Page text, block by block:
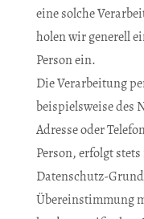
eine solche
holen wir generell
Person ein.
Die Verarbeitung
beispielsweise des
Adresse oder
Person, erfolgt
Datenschutz-
Übereinstimmung